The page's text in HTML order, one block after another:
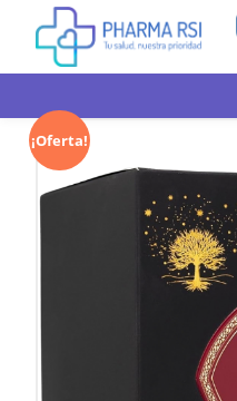
¡Oferta!